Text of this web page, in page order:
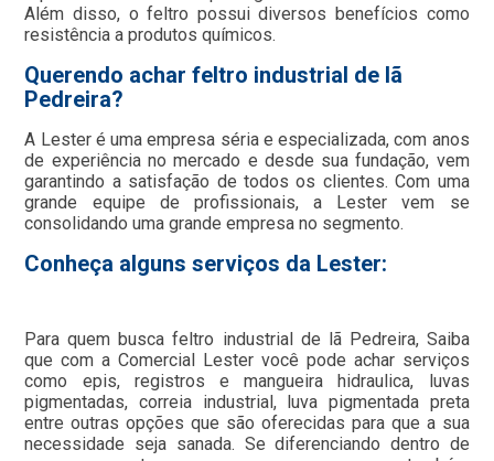
Além disso, o feltro possui diversos benefícios como
resistência a produtos químicos.
Querendo achar feltro industrial de lã
Pedreira?
A Lester é uma empresa séria e especializada, com anos
de experiência no mercado e desde sua fundação, vem
garantindo a satisfação de todos os clientes. Com uma
grande equipe de profissionais, a Lester vem se
consolidando uma grande empresa no segmento.
Conheça alguns serviços da Lester:
Para quem busca feltro industrial de lã Pedreira, Saiba
que com a Comercial Lester você pode achar serviços
como epis, registros e mangueira hidraulica, luvas
pigmentadas, correia industrial, luva pigmentada preta
entre outras opções que são oferecidas para que a sua
necessidade seja sanada. Se diferenciando dentro de